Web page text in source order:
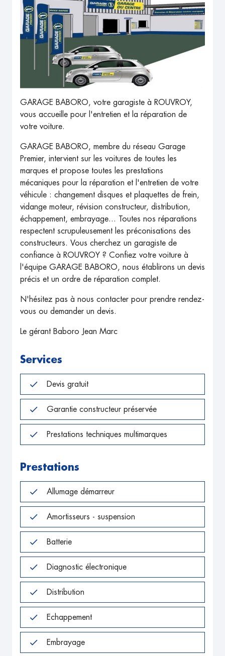
GARAGE BABORO, votre garagiste à ROUVROY,
vous accueille pour l'entretien et la réparation de
votre voiture.
GARAGE BABORO, membre du réseau Garage
Premier, intervient sur les voitures de toutes les
marques et propose toutes les prestations
mécaniques pour la réparation et l'entretien de votre
véhicule : changement disques et plaquettes de frein,
vidange moteur, révision constructeur, distribution,
échappement, embrayage... Toutes nos réparations
respectent scrupuleusement les préconisations des
constructeurs. Vous cherchez un garagiste de
confiance à ROUVROY ? Confiez votre voiture à
l'équipe GARAGE BABORO, nous établirons un devis
précis et un ordre de réparation complet.
N'hésitez pas à nous contacter pour prendre rendez-
vous ou demander un devis.
Le gérant Baboro Jean Marc
Services
Devis gratuit
Garantie constructeur préservée
Prestations techniques multimarques
Prestations
Allumage démarreur
Amortisseurs - suspension
Batterie
Diagnostic électronique
Distribution
Echappement
Embrayage